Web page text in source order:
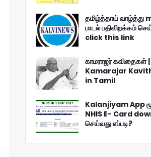
தமிழ்த்தாய் வாழ்த்து
பாடல் பதிவிறக்கம்
click this link
காமராஜர் கவிதைகள் |
Kamarajar
in Tamil
Kalanjiyam App
NHIS E- Card
செய்வது எப்படி?